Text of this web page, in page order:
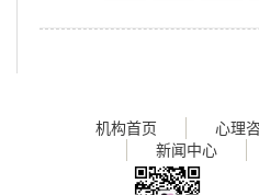
机构首页 心理
新闻中心